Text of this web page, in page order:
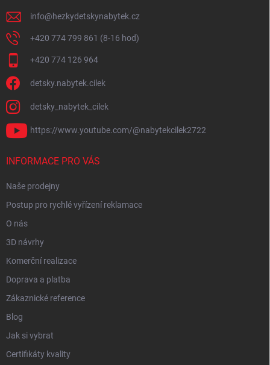
info@hezkydetskynabytek.cz
+420 774 799 861 (8-16 hod)
+420 774 126 964
detsky.nabytek.cilek
detsky_nabytek_cilek
https://www.youtube.com/@nabytekcilek2722
INFORMACE PRO VÁS
Naše prodejny
Postup pro rychlé vyřízení reklamace
O nás
3D návrhy
Komerční realizace
Doprava a platba
Zákaznické reference
Blog
Jak si vybrat
Certifikáty kvality